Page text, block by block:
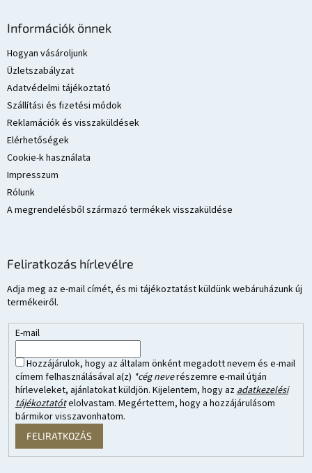
Információk önnek
Hogyan vásároljunk
Üzletszabályzat
Adatvédelmi tájékoztató
Szállítási és fizetési módok
Reklamációk és visszaküldések
Elérhetőségek
Cookie-k használata
Impresszum
Rólunk
A megrendelésből származó termékek visszaküldése
Feliratkozás hírlevélre
Adja meg az e-mail címét, és mi tájékoztatást küldünk webáruházunk új
termékeiről.
E-mail
Hozzájárulok, hogy az általam önként megadott nevem és e-mail
címem felhasználásával a(z) *cég neverészemre e-mail útján
hírleveleket, ajánlatokat küldjön. Kijelentem, hogy azadatkezelési
tájékoztatótelolvastam. Megértettem, hogy a hozzájárulásom
bármikor visszavonhatom.
FELIRATKOZÁS